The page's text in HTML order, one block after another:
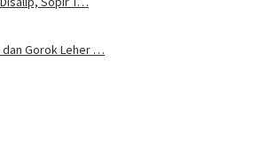
dan Gorok Leher …